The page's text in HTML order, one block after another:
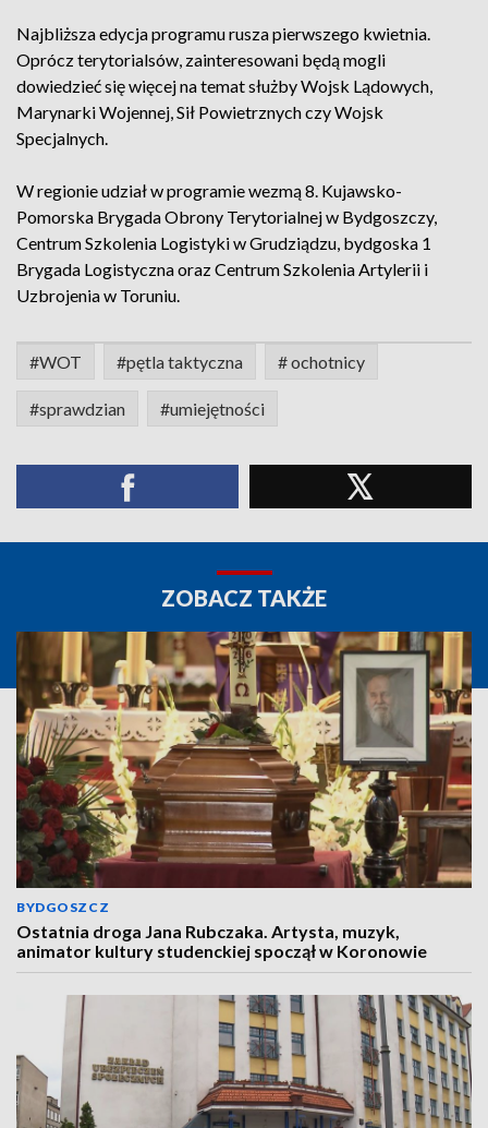
Najbliższa edycja programu rusza pierwszego kwietnia.
Oprócz terytorialsów, zainteresowani będą mogli
dowiedzieć się więcej na temat służby Wojsk Lądowych,
Marynarki Wojennej, Sił Powietrznych czy Wojsk
Specjalnych.
W regionie udział w programie wezmą 8. Kujawsko-
Pomorska Brygada Obrony Terytorialnej w Bydgoszczy,
Centrum Szkolenia Logistyki w Grudziądzu, bydgoska 1
Brygada Logistyczna oraz Centrum Szkolenia Artylerii i
Uzbrojenia w Toruniu.
#WOT #pętla taktyczna # ochotnicy
#sprawdzian #umiejętności
ZOBACZ TAKŻE
BYDGOSZCZ
Ostatnia droga Jana Rubczaka. Artysta, muzyk,
animator kultury studenckiej spoczął w Koronowie